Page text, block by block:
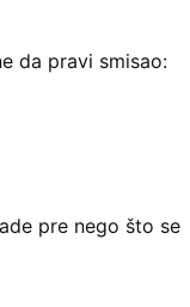
da pravi smisao:
pre nego što se